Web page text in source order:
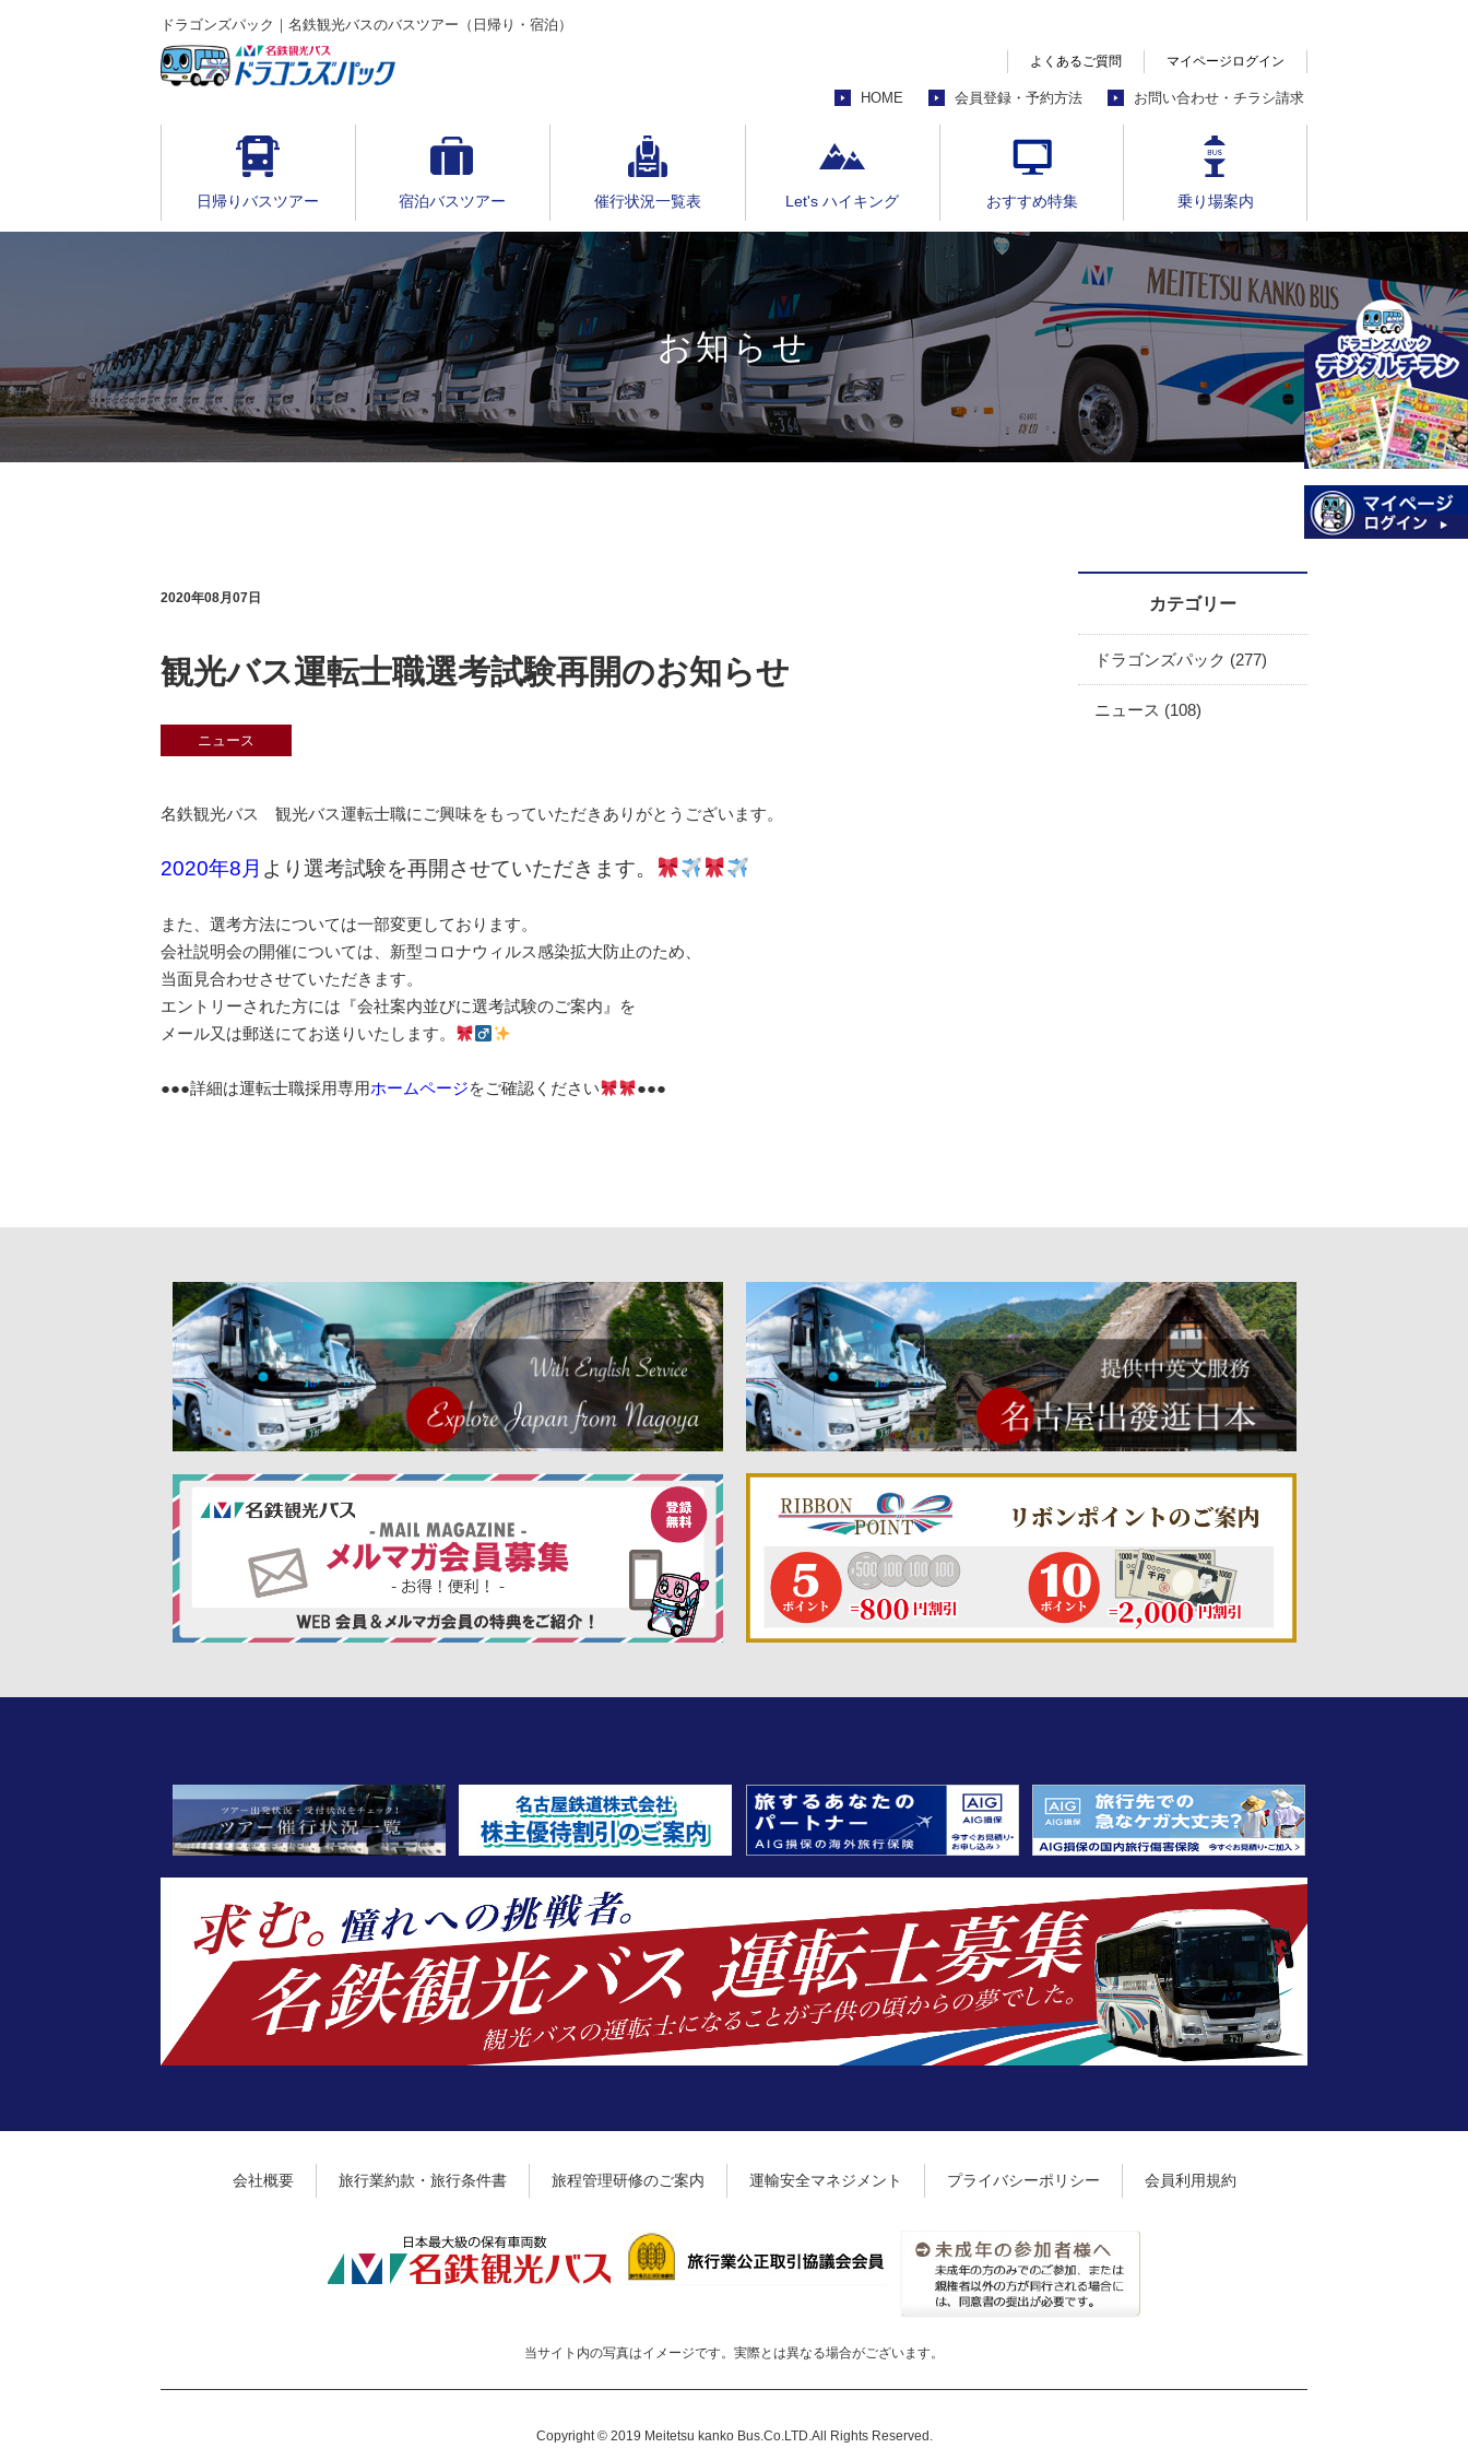
ドラゴンズパック｜名鉄観光バスのバスツアー（日帰り・宿泊）
よくあるご質問 マイページログイン
HOME 会員登録・予約方法 お問い合わせ・チラシ請求
日帰りバスツアー 宿泊バスツアー 催行状況一覧表 Let's ハイキング おすすめ特集 乗り場案内
お知らせ
2020年08月07日
観光バス運転士職選考試験再開のお知らせ
ニュース
名鉄観光バス 観光バス運転士職にご興味をもっていただきありがとうございます。
2020年8月 より選考試験を再開させていただきます。
また、選考方法については一部変更しております。
会社説明会の開催については、新型コロナウィルス感染拡大防止のため、
当面見合わせさせていただきます。
エントリーされた方には『会社案内並びに選考試験のご案内』を
メール又は郵送にてお送りいたします。
●●●詳細は運転士職採用専用ホームページをご確認ください ●●●
カテゴリー
ドラゴンズパック (277)
ニュース (108)
会社概要 旅行業約款・旅行条件書 旅程管理研修のご案内 運輸安全マネジメント プライバシーポリシー 会員利用規約
当サイト内の写真はイメージです。 実際とは異なる場合がございます。
Copyright © 2019 Meitetsu kanko Bus.Co.LTD.All Rights Reserved.